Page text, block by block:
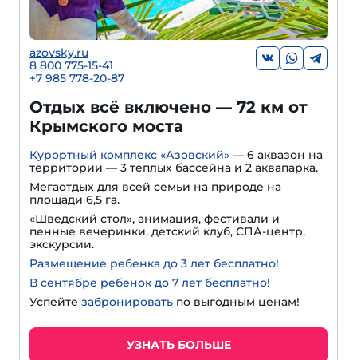
azovsky.ru
8 800 775-15-41
+7 985 778-20-87
Отдых всё включено — 72 км от
Крымского моста
Курортный комплекс «Азовский» — 6 аквазон на
территории — 3 теплых бассейна и 2 аквапарка.
Мегаотдых для всей семьи на природе на
площади 6,5 га.
«Шведский стол», анимация, фестивали и
пенные вечеринки, детский клуб, СПА-центр,
экскурсии.
Размещение ребенка до 3 лет бесплатно!
В сентябре ребенок до 7 лет бесплатно!
Успейте забронировать по выгодным ценам!
УЗНАТЬ БОЛЬШЕ